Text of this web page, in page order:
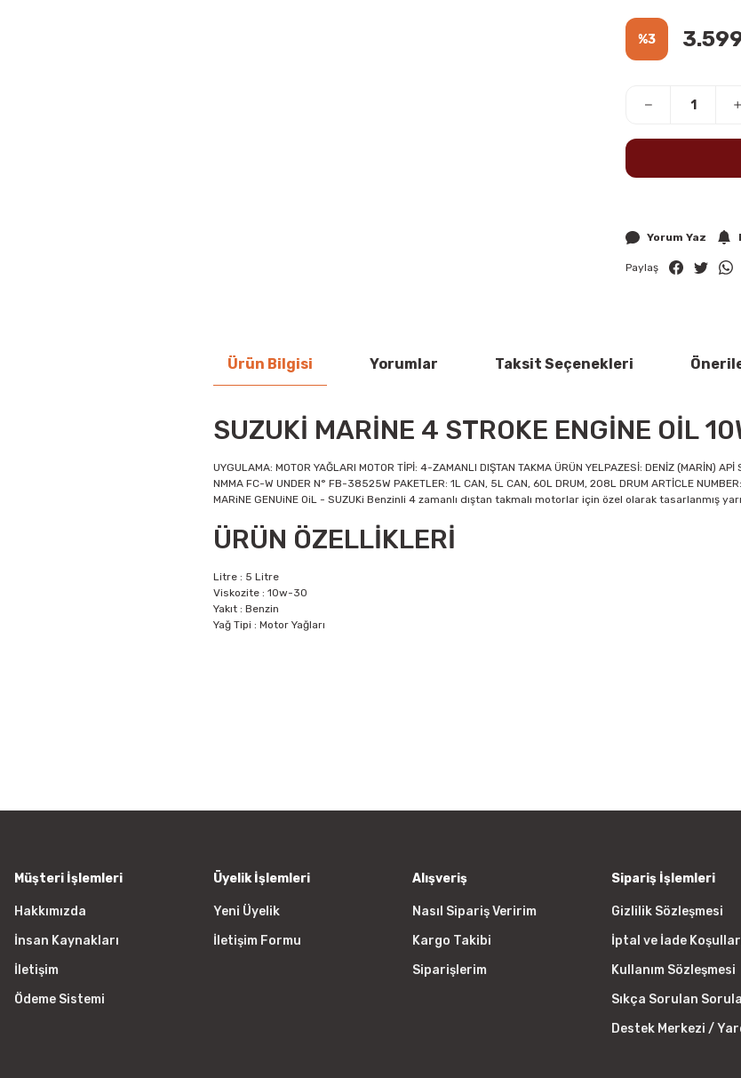
%3
Yorum Yaz
Paylaş
Ürün Bilgisi Yorumlar Taksit Seçenekleri
SUZUKİ MARİNE 4 STROKE ENGİNE OİL
UYGULAMA: MOTOR YAĞLARI MOTOR TİPİ: 4-ZAMANLI DIŞTAN TAKMA ÜRÜN YELPAZESİ: DENİZ (MARİN)
NMMA FC-W UNDER N° FB-38525W PAKETLER: 1L CAN, 5L CAN, 60L DRUM, 208L DRUM ARTİCLE
MARiNE GENUiNE OiL - SUZUKi Benzinli 4 zamanlı dıştan takmalı motorlar için özel olarak tasarlanmış
ÜRÜN ÖZELLİKLERİ
Litre : 5 Litre
Viskozite : 10w-30
Yakıt : Benzin
Yağ Tipi : Motor Yağları
Gönder
Müşteri İşlemleri
Hakkımızda
İnsan Kaynakları
İletişim
Ödeme Sistemi
Üyelik İşlemleri
Yeni Üyelik
İletişim Formu
Alışveriş
Nasıl Sipariş Veririm
Kargo Takibi
Siparişlerim
Sipariş İşlemleri
Gizlilik Sözleşmesi
İptal ve İade
Kullanım Sözleşmesi
Sıkça Sorulan
Destek Merkezi /